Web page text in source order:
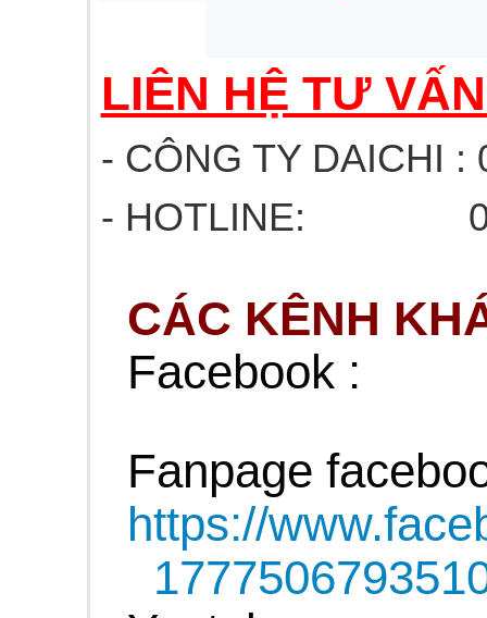
LIÊN HỆ TƯ
- CÔNG TY DAICHI
- HOTLINE:
CÁC KÊNH
Facebook :
Fanpage
https://